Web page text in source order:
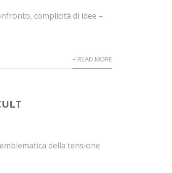
complicità di idee –
+ READ MORE
della tensione